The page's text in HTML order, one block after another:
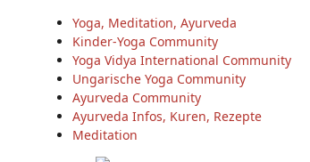
Yoga, Meditation, Ayurveda
Kinder-Yoga Community
Yoga Vidya International Community
Ungarische Yoga Community
Ayurveda Community
Ayurveda Infos, Kuren, Rezepte
Meditation